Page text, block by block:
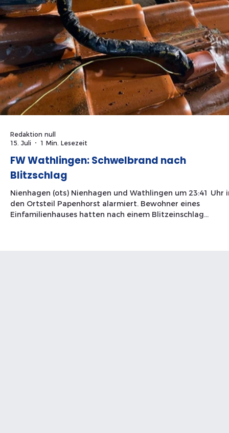
FW Wathlingen: Schwelbrand nach
Blitzschlag
Nienhagen (ots) Nienhagen und Wathlingen um 23:41 Uhr
den Ortsteil Papenhorst alarmiert. Bewohner eines
Einfamilienhauses hatten nach einem Blitzeinschlag
Redaktion null
15. Juli
1 Min. Lesezeit